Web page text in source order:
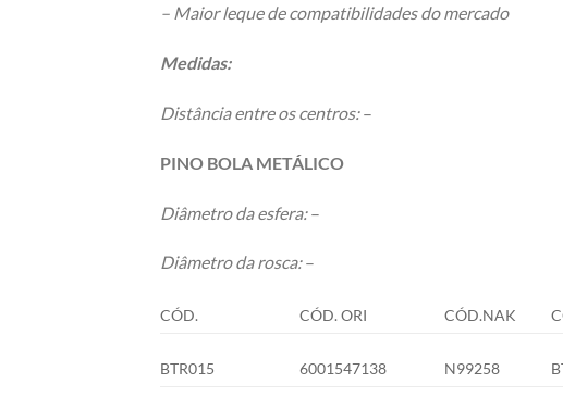
– Maior leque de compatibilidades do mercado
Medidas:
Distância entre os centros:–
PINO BOLA METÁLICO
Diâmetro da esfera:–
Diâmetro da rosca:–
CÓD. CÓD. ORI CÓD.NAK
BTR015 6001547138 N99258